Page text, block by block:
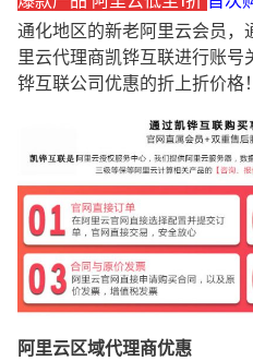
通化地区的新老阿里云会员，
里云代理商凯铧互联进行账号
铧互联公司优惠的折上折价格！
阿里云区域代理商优惠